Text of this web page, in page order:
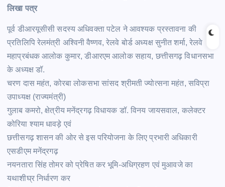
लिखा पत्र
पूर्व डीआरयूसीसी सदस्य अधिवक्ता पटेल ने आवश्यक प्रस्तावना की
प्रतिलिपि रेलमंत्री अश्विनी वैष्णव, रेलवे बोर्ड अध्यक्ष सुनीत शर्मा, रेलवे
महाप्रबंधक आलोक कुमार, डीआरएम आलोक सहाय, छत्तीसगढ़ विधानसभा
के अध्यक्ष डॉ.
चरण दास महंत, कोरबा लोकसभा सांसद श्रीमती ज्योत्सना महंत, सविप्रा
उपाध्यक्ष (राज्यमंत्री)
गुलाब कमरो, क्षेत्रीय मनेंद्रगढ़ विधायक डॉ. विनय जायसवाल, कलेक्टर
कोरिया श्याम धावड़े एवं
छत्तीसगढ़ शासन की ओर से इस परियोजना के लिए प्रभारी अधिकारी
एसडीएम मनेंद्रगढ़
नयनतारा सिंह तोमर को प्रेषित कर भूमि-अधिग्रहण एवं मुआवजे का
यथाशीघ्र निर्धारण कर